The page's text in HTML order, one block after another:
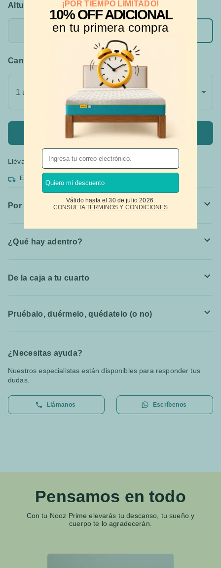
Altura
24 cm 30 cm
Cantidad (Más compras, más descuento)
1 unidad $16,999 $5099
Agregar al carrito
Llévate tus productos hasta 12 meses sin intereses*
Entrega rápida gratis. Recibe entre 1 a 5 días.
Por qué lo vas a amar
¿Qué hay adentro?
De la caja a tu cuarto
Pruébalo, duérmelo, quédatelo (o no)
¿Necesitas ayuda?
Nuestros especialistas están disponibles para responder tus
dudas.
Llámanos Escríbenos
Pensamos en todo
Con tu Nooz Prime elevarás tu descanso, tu sueño y
cuerpo te lo agradecerán.
¡POR TIEMPO LIMITADO!
10% OFF ADICIONAL
en tu primera compra
Quiero mi descuento
Válido hasta el 30 de julio 2026.
CONSULTATÉRMINOS Y CONDICIONES